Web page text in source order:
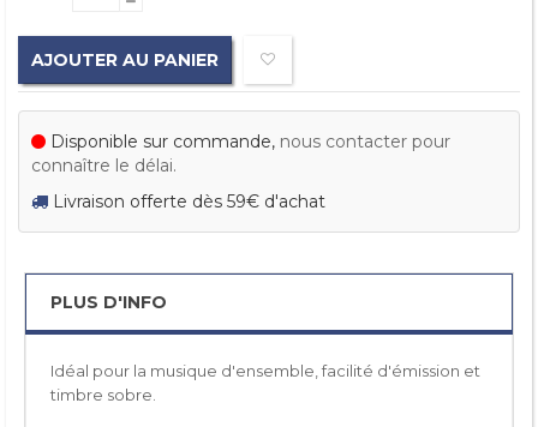
AJOUTER AU PANIER
Disponible sur commande, nous contacter pour
connaître le délai.
Livraison offerte dès 59€ d'achat
PLUS D'INFO
Idéal pour la musique d'ensemble, facilité d'émission et
timbre sobre.